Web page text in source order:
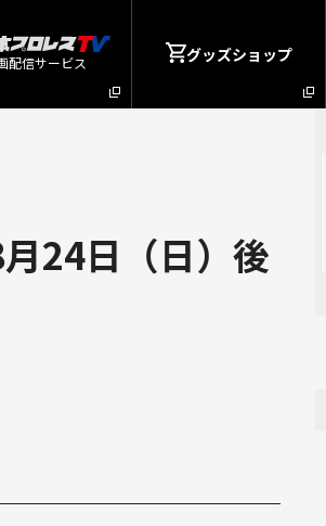
配信サービス グッズショップ
24日（日）後